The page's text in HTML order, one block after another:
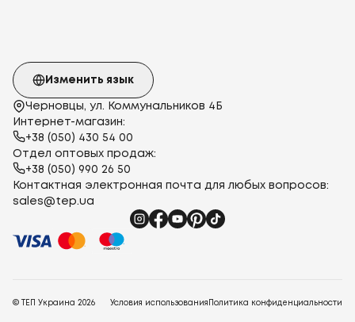
Черновцы, ул. Коммунальников 4Б
Интернет-магазин:
+38 (050) 430 54 00
Отдел оптовых продаж:
+38 (050) 990 26 50
Контактная электронная почта для любых вопросов:
sales@tep.ua
Изменить язык
© ТЕП Украина 2026 Условия использования Политика конфиденциальности